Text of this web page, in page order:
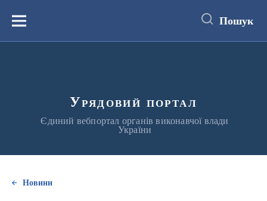
вмістуМеню Пошук
Урядовий портал
Єдиний вебпортал органів виконавчої влади
України
Новини